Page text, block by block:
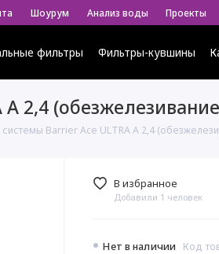
Шоурум Анализ воды Проекты
фильтры Фильтры-кувшины
2,4
Barrier Ace ULTRA А 2,4
Нет в наличии Код
В избранное
Добавили 1 человек